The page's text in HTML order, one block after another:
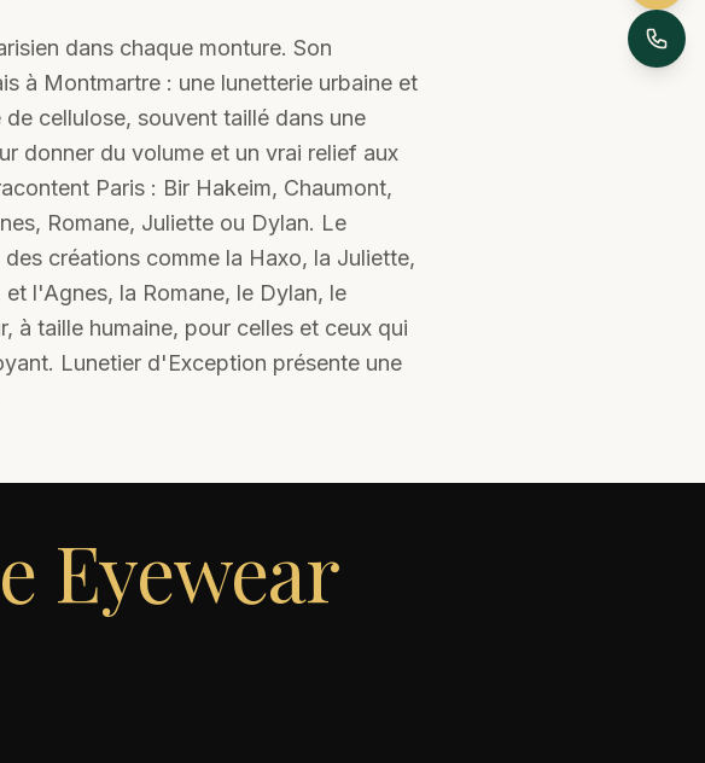
dans chaque monture. Son
à Montmartre : une lunetterie urbaine et
cellulose, souvent taillé dans une
donner du volume et un vrai relief aux
Paris : Bir Hakeim, Chaumont,
Romane, Juliette ou Dylan. Le
créations comme la Haxo, la Juliette,
l'Agnes, la Romane, le Dylan, le
à taille humaine, pour celles et ceux qui
Lunetier d'Exception présente une
Eyewear